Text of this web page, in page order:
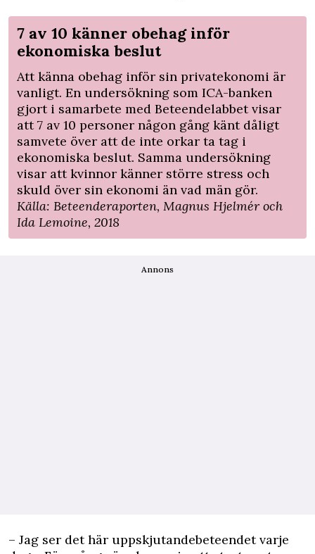
7 av 10 känner obehag inför
ekonomiska beslut
Att känna obehag inför sin privatekonomi är
vanligt. En undersökning som ICA-banken
gjort i samarbete med Beteendelabbet visar
att 7 av 10 personer någon gång känt dåligt
samvete över att de inte orkar ta tag i
ekonomiska beslut. Samma undersökning
visar att kvinnor känner större stress och
skuld över sin ekonomi än vad män gör.
Källa: Beteenderaporten, Magnus Hjelmér och
Ida Lemoine, 2018
Annons
– Jag ser det här uppskjutandebeteendet varje